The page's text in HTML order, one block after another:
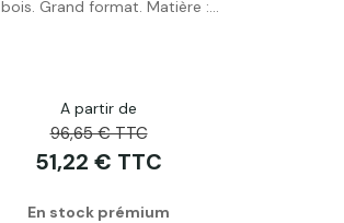
Grand format. Matière :...
A partir de
96,65 € TTC
51,22 € TTC
En stock prémium